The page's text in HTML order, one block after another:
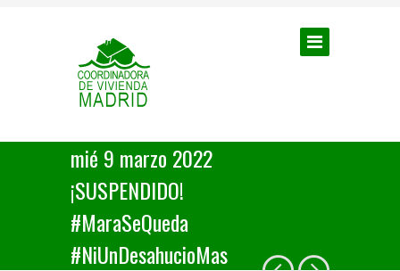
mié 9 marzo 2022
¡SUSPENDIDO!
#MaraSeQueda
#NiUnDesahucioMas